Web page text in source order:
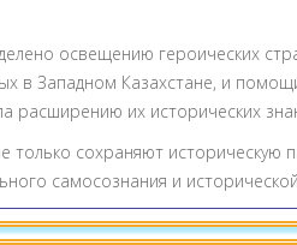
освещению героических
в Западном Казахстане, и
расширению их исторических
только сохраняют
самосознания и